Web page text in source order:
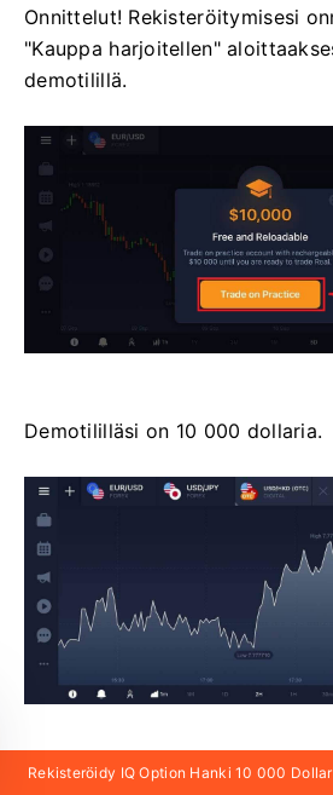
Onnittelut! Rekisteröitymisesi
"Kauppa harjoitellen"
demotilillä.
Demotililläsi on 10 000 dollaria.
Rekisteröidy Numeroon IQ
Rekisteröidy IQ Option Hanki 10 000